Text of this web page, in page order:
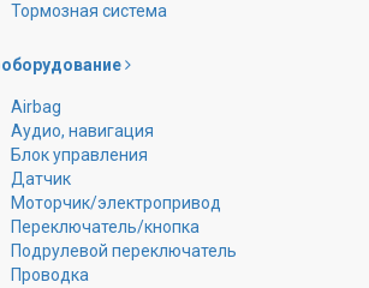
Тормозная система
Airbag
Аудио, навигация
Блок управления
Датчик
Моторчик/электропривод
Переключатель/кнопка
Подрулевой переключатель
Проводка